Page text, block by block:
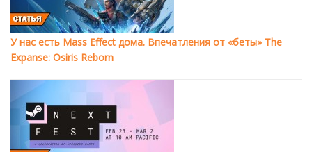
У нас есть Mass Effect дома. Впечатления от «беты» The
Expanse: Osiris Reborn